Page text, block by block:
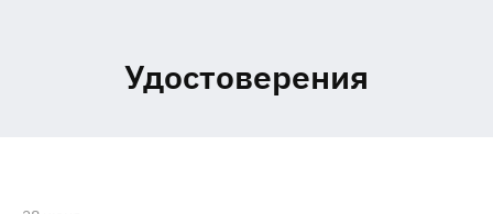
Удостоверения